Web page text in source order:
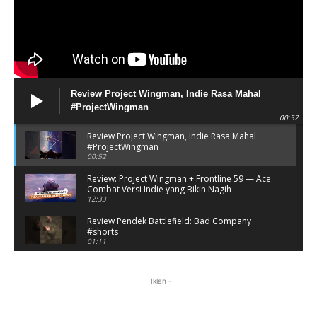
Review Project Wingman, Indie Rasa Mahal
#ProjectWingman
00:52
Review Project Wingman, Indie Rasa Mahal
#ProjectWingman
00:52
Review: Project Wingman + Frontline 59 — Ace
Combat Versi Indie yang Bikin Nagih
12:33
Review Pendek Battlefield: Bad Company
#shorts
01:11
- Iklan -